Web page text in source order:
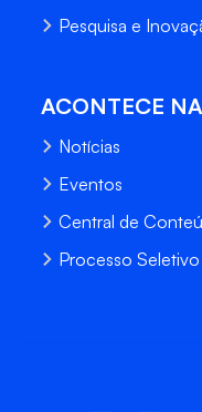
Pesquisa e
ACONTECE
Notícias
Eventos
Central de
Processo Seletivo